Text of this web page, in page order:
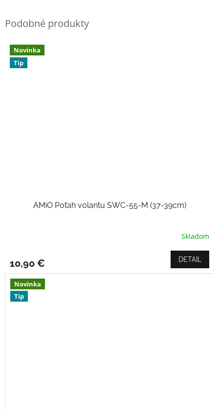
Novinka
Tip
AMiO Poťah volantu SWC-55-M (37-39cm)
je
5,0
5
hviezdičiek.
Skladom
10,90 € DETAIL
Novinka
Tip